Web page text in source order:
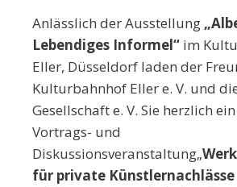
Anlässlich der Ausstellung
Lebendiges Informel“ im
Eller, Düsseldorf laden der
Kulturbahnhof Eller e. V. und
Gesellschaft e. V. Sie herzlich
Vortrags- und
Diskussionsveranstaltung„
für private Künstlernachlässe